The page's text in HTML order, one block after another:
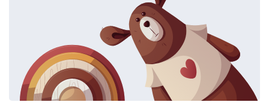
obradu Vaših osobnih podataka koje ustupate Mae.hr
putem ovih web stranica u svrhu odgovora i daljnje
komunikacije na Vaš upit poslan kroz kontakt obrazac.
Radi se o dobrovoljnom davanju podataka te ovu
Izjavu niste dužni prihvatiti odnosno niste dužni unositi
svoje osobne podatke u jednu od prijavnih
formi/obrazaca dostupnih na ovim web stranicama.
BRO'N BRO d.o.o. će s Vašim osobnim podacima
postupati sukladno Općoj uredbi o zaštiti podataka